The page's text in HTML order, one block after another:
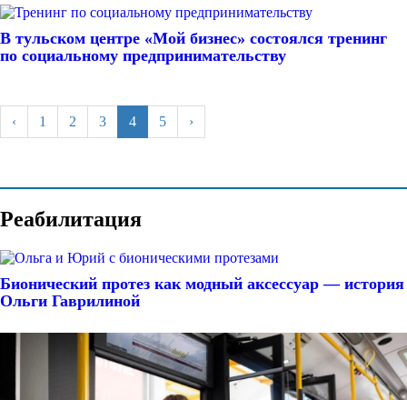
В тульском центре «Мой бизнес» состоялся тренинг
по социальному предпринимательству
‹ 1 2 3 4 5 ›
Реабилитация
Бионический протез как модный аксессуар — история
Ольги Гаврилиной